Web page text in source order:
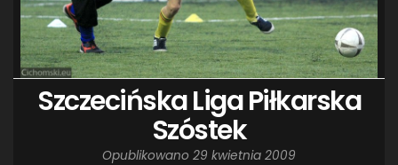
Szczecińska Liga Piłkarska
Szóstek
Opublikowano 29 kwietnia 2009